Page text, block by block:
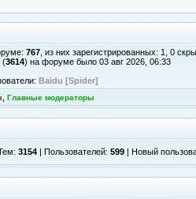
767 , из них зарегистрированных: 1, 0
(3614) на форуме было 03 авг 2026, 06:33
Baidu [Spider]
Главные модераторы
3154 | Пользователей: 599 | Новый